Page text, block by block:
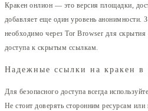
Кракен онлион — это версия площадки,
добавляет еще один уровень анонимности.
необходимо через Tor Browser для скрытия
доступа к скрытым ссылкам.
Надежные ссылки на кракен в
Для безопасного доступа всегда
Не стоит доверять сторонним ресурсам